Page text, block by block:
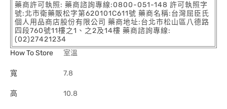
藥商許可執照: 藥商諮詢專線:0800-051-148 許可執照字
號:北市衛藥販松字第620101C611號 藥商名稱:台灣屈臣氏
個人用品商店股份有限公司 藥商地址:台北市松山區八德路
四段760號11樓之1、之2及14樓 藥商諮詢專線:
(02)27421234
How To Store
室溫
寬 7.8
高 10.8